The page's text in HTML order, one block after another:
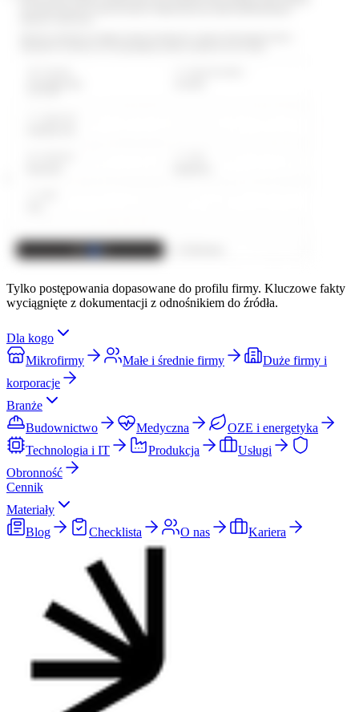
Tylko postępowania dopasowane do profilu firmy. Kluczowe fakty
wyciągnięte z dokumentacji z odnośnikiem do źródła.
Dla kogo
Mikrofirmy
Małe i średnie firmy
Duże firmy i
korporacje
Branże
Budownictwo
Medyczna
OZE i energetyka
Technologia i IT
Produkcja
Usługi
Obronność
Cennik
Materiały
Blog
Checklista O nas Kariera